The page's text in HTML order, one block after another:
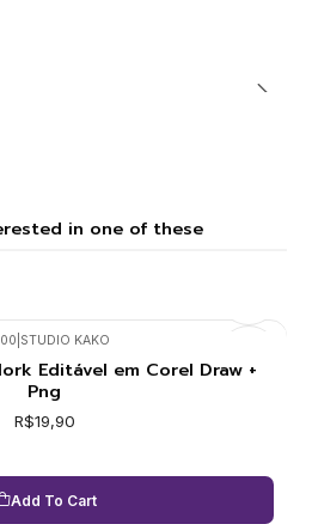
in one of these
STUDIO KAKO
Editável em Corel Draw +
Png
R$19,90
Add To Cart